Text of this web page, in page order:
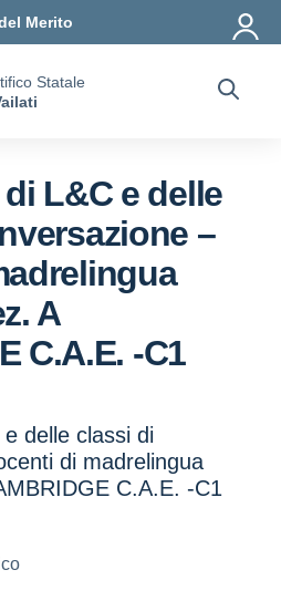
Merito
Statale
L&C e delle
–
A
C.A.E. -C1
delle classi di
di madrelingua
C.A.E. -C1